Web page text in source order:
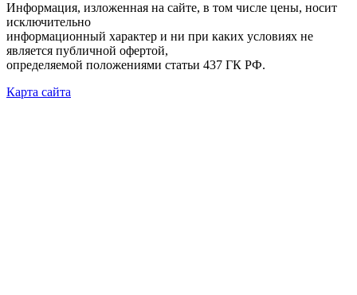
Информация, изложенная на сайте, в том числе цены, носит
исключительно
информационный характер и ни при каких условиях не
является публичной офертой,
определяемой положениями статьи 437 ГК РФ.
Карта сайта